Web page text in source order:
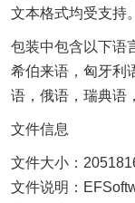
文本格式均受支持。
包装中包含以下语
希伯来语，匈牙利
语，俄语，瑞典语
文件信息
文件大小：
文件说明：